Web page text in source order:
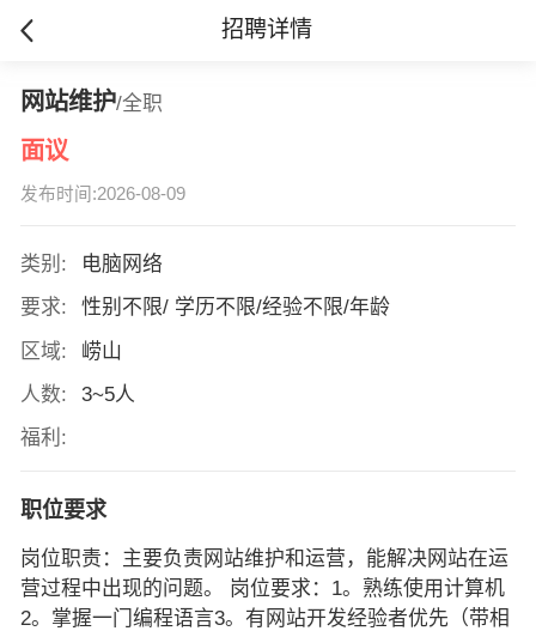
招聘详情
网站维护/全职
面议
发布时间:2026-08-09
类别:
电脑网络
要求:
性别不限/ 学历不限/经验不限/年龄
区域:
崂山
人数:
3~5人
福利:
职位要求
岗位职责：主要负责网站维护和运营，能解决网站在运
营过程中出现的问题。 岗位要求：1。熟练使用计算机
2。掌握一门编程语言3。有网站开发经验者优先（带相